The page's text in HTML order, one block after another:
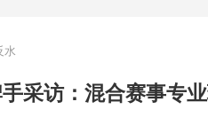
水
手采访：混合赛事专